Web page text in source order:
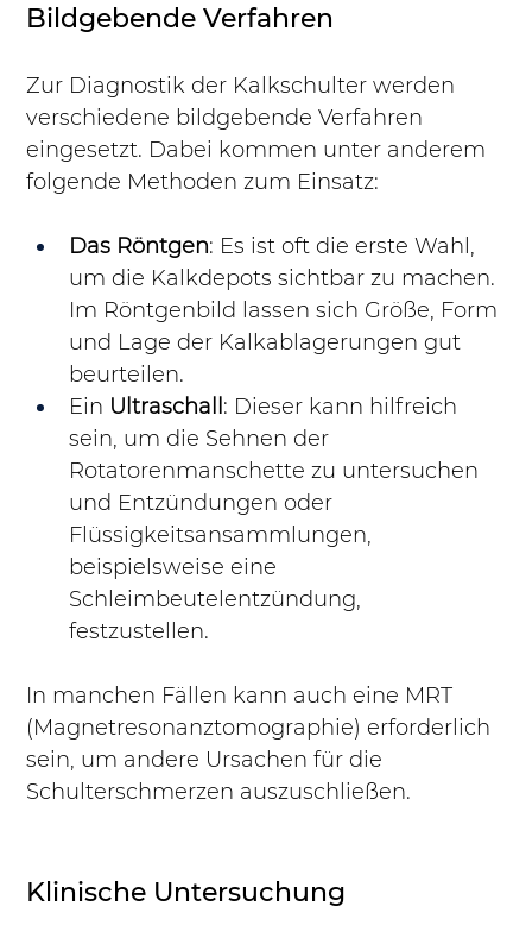
Bildgebende Verfahren
Zur Diagnostik der Kalkschulter werden
verschiedene bildgebende Verfahren
eingesetzt. Dabei kommen unter anderem
folgende Methoden zum Einsatz:
Das Röntgen: Es ist oft die erste Wahl,
um die Kalkdepots sichtbar zu machen.
Im Röntgenbild lassen sich Größe, Form
und Lage der Kalkablagerungen gut
beurteilen.
Ein Ultraschall: Dieser kann hilfreich
sein, um die Sehnen der
Rotatorenmanschette zu untersuchen
und Entzündungen oder
Flüssigkeitsansammlungen,
beispielsweise eine
Schleimbeutelentzündung,
festzustellen.
In manchen Fällen kann auch eine MRT
(Magnetresonanztomographie) erforderlich
sein, um andere Ursachen für die
Schulterschmerzen auszuschließen.
Klinische Untersuchung